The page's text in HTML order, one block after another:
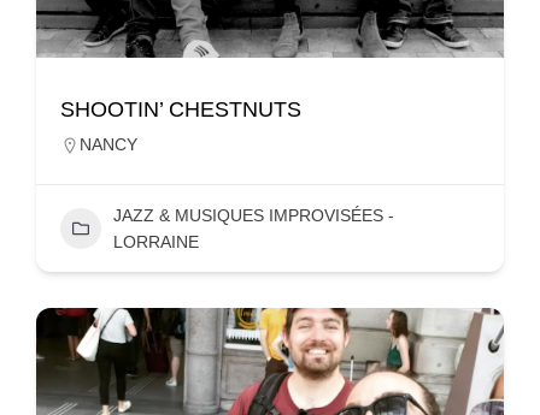
SHOOTIN’ CHESTNUTS
NANCY
JAZZ & MUSIQUES IMPROVISÉES -
LORRAINE